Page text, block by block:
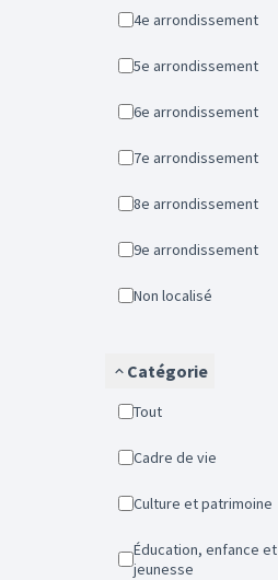
4e arrondissement
5e arrondissement
6e arrondissement
7e arrondissement
8e arrondissement
9e arrondissement
Non localisé
Catégorie
Tout
Cadre de vie
Culture et patrimoine
Éducation, enfance et
jeunesse